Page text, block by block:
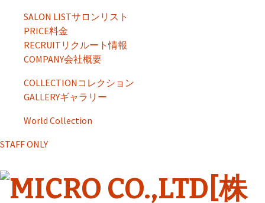
SALON LISTサロンリスト
PRICE料金
RECRUIT リクルート情報
COMPANY会社概要
COLLECTION コレクション
GALLERYギャラリー
World Collection
STAFF ONLY